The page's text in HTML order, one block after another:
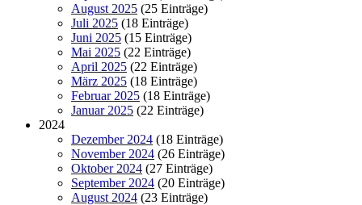
August 2025 (25 Einträge)
Juli 2025 (18 Einträge)
Juni 2025 (15 Einträge)
Mai 2025 (22 Einträge)
April 2025 (22 Einträge)
März 2025 (18 Einträge)
Februar 2025 (18 Einträge)
Januar 2025 (22 Einträge)
2024
Dezember 2024 (18 Einträge)
November 2024 (26 Einträge)
Oktober 2024 (27 Einträge)
September 2024 (20 Einträge)
August 2024 (23 Einträge)